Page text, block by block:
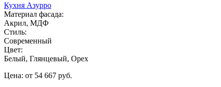
Кухня Азурро
Материал фасада:
Акрил, МДФ
Стиль:
Современный
Цвет:
Белый, Глянцевый, Орех
Цена: от 54 667 руб.